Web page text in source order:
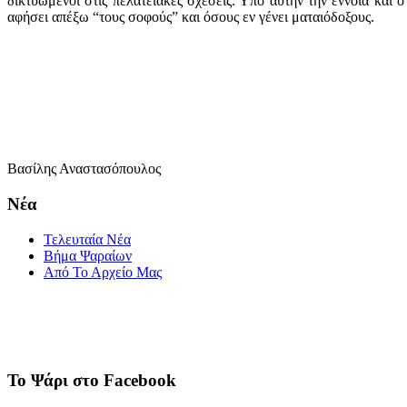
αφήσει απέξω “τους σοφούς” και όσους εν γένει ματαιόδοξους.
Βασίλης Αναστασόπουλος
Νέα
Τελευταία Νέα
Βήμα Ψαραίων
Από Το Αρχείο Μας
Το Ψάρι στο Facebook